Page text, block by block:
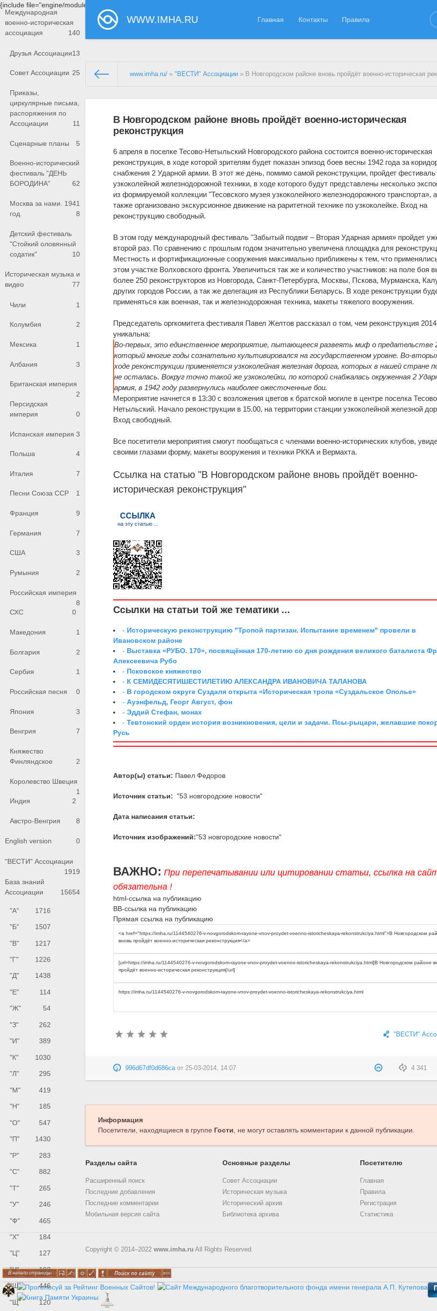
{include file="engine/modules/saperu/head.php"}
WWW.IMHA.RU Главная Контакты Правила
Международная
военно-историческая
ассоциация
140
Друзья Ассоциации13
Совет Ассоциации 25
Приказы,
циркулярные письма,
распоряжения по
Ассоциации
11
Сценарные планы 5
Военно-исторический
фестиваль "ДЕНЬ
БОРОДИНА"
62
Москва за нами. 1941
год.
8
Детский фестиваль
"Стойкий оловянный
содатик"
10
Историческая музыка и
видео
77
Чили 1
Колумбия 2
Мексика 1
Албания 3
Британская империя
2
Персидская
империя
0
Испанская империя 3
Польша 4
Италия 7
Песни Союза ССР 1
Франция 9
Германия 7
США 3
Румыния 2
Российская империя
8
СХС
0
Македония 1
Болгария 2
Сербия 1
Российская песня 0
Япония 3
Венгрия 7
Княжество
Финляндское
2
Королевство Швеция
1
Индия
2
Австро-Венгрия 8
English version 0
"ВЕСТИ" Ассоциации
1919
База знаний
Ассоциации
15654
"А" 1716
"Б" 1507
"В" 1217
"Г" 1226
"Д" 1438
"Е" 114
"Ж" 54
"З" 262
"И" 389
"К" 1030
"Л" 295
"М" 419
"Н" 185
"О" 547
"П" 1430
"Р" 283
"С" 882
"Т" 265
"У" 246
"Ф" 465
"Х" 184
"Ц" 127
"Ч" 192
"Ш" 446
"Щ" 120
www.imha.ru/ »"ВЕСТИ" Ассоциации » В Новгородском районе вновь пройдёт военно-историческая
В Новгородском районе вновь пройдёт военно-историческая
реконструкция
6 апреля в поселке Тесово-Нетыльский Новгородского района состоится военно-историческая
реконструкция, в ходе которой зрителям будет показан эпизод боев весны 1942 года за
снабжения 2 Ударной армии. В этот же день, помимо самой реконструкции, пройдет фестиваль
узкоколейной железнодорожной техники, в ходе которого будут представлены несколько
из формируемой коллекции "Тесовского музея узкоколейного железнодорожного транспорта», а
также организовано экскурсионное движение на раритетной технике по узкоколейке. Вход на
реконструкцию свободный.
В этом году международный фестиваль "Забытый подвиг – Вторая Ударная армия» пройдет
второй раз. По сравнению с прошлым годом значительно увеличена площадка для
Местность и фортификационные сооружения максимально приближены к тем, что
этом участке Волховского фронта. Увеличиться так же и количество участников: на поле боя
более 250 реконструкторов из Новгорода, Санкт-Петербурга, Москвы, Пскова, Мурманска,
других городов России, а так же делегация из Республики Беларусь. В ходе реконструкции
применяться как военная, так и железнодорожная техника, макеты тяжелого вооружения.
Председатель оргкомитета фестиваля Павел Желтов рассказал о том, чем реконструкция 2014
уникальна:
Во-первых, это единственное мероприятие, пытающееся развеять миф о предательстве
который многие годы сознательно культивировался на государственном уровне. Во-
ходе реконструкции применяется узкоколейная железная дорога, которых в нашей стране
не осталась. Вокруг точно такой же узкоколейки, по которой снабжалась окруженная 2
армия, в 1942 году развернулись наиболее ожесточенные бои.
Мероприятие начнется в 13:30 с возложения цветов к братской могиле в центре поселка
Нетыльский. Начало реконструкции в 15.00, на территории станции узкоколейной железной
Вход свободный.
Все посетители мероприятия смогут пообщаться с членами военно-исторических клубов,
своими глазами форму, макеты вооружения и техники РККА и Вермахта.
Ссылка на статью "В Новгородском районе вновь пройдёт военно-
историческая реконструкция"
Ссылки на статьи той же тематики ...
- Историческую реконструкцию "Тропой партизан. Испытание временем" провели в
Ивановском районе
- Выставка «РУБО. 170», посвящённая 170-летию со дня рождения великого баталиста
Алексеевича Рубо
- Псковское княжество
- К СЕМИДЕСЯТИШЕСТИЛЕТИЮ АЛЕКСАНДРА ИВАНОВИЧА ТАЛАНОВА
- В городском округе Суздаля открыта «Историческая тропа «Суздальское Ополье»
-Ауэнфельд, Георг Август, фон
-Эддий Стефан, монах
-Тевтонский орден история возникновения, цели и задачи. Псы-рыцари, желавшие
Русь
Автор(ы) статьи: Павел Федоров
Источник статьи: "53 новгородские новости"
Дата написания статьи:
Источник изображений:"53 новгородские новости"
ВАЖНО: При перепечатывании или цитировании статьи, ссылка на
обязательна !
html-ссылка на публикацию
BB-ссылка на публикацию
Прямая ссылка на публикацию
"ВЕСТИ"
4 341
996d67df0d686caот25-03-2014, 14:07
Информация
Посетители, находящиеся в группе Гости, не могут оставлять комментарии к данной публикации.
Разделы сайта
Расширенный поиск
Последние добавления
Последние комментарии
Мобильная версия сайта
Основные разделы
Совет Ассоциации
Историческая музыка
Исторический архив
Библиотека архива
Посетителю
Главная
Правила
Регистрация
Статистика
Copyright © 2014–2022 www.imha.ru All Rights Reserved.